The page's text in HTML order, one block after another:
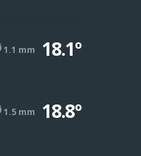
1.1 mm 18.1º
1.5 mm 18.8º